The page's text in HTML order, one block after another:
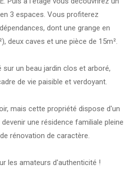
3 espaces. Vous profiterez
dont une grange en
deux caves et une pièce de 15m².
un beau jardin clos et arboré,
de vie paisible et verdoyant.
mais cette propriété dispose d'un
une résidence familiale pleine
rénovation de caractère.
les amateurs d'authenticité !